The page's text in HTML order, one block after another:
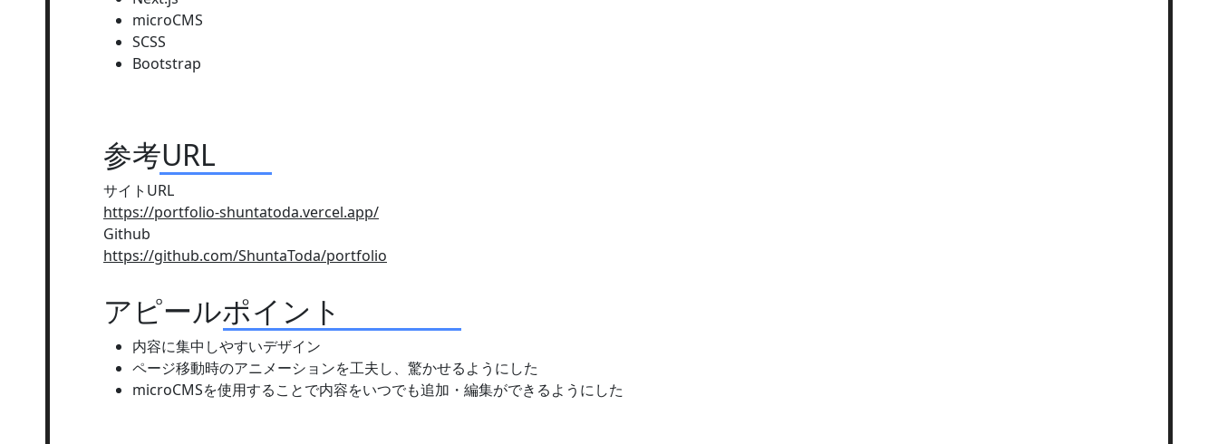
microCMS
SCSS
Bootstrap
参考URL
サイトURL
https://portfolio-shuntatoda.vercel.app/
Github
https://github.com/ShuntaToda/portfolio
アピールポイント
内容に集中しやすいデザイン
ページ移動時のアニメーションを工夫し、驚かせるようにした
microCMSを使用することで内容をいつでも追加・編集ができるようにした